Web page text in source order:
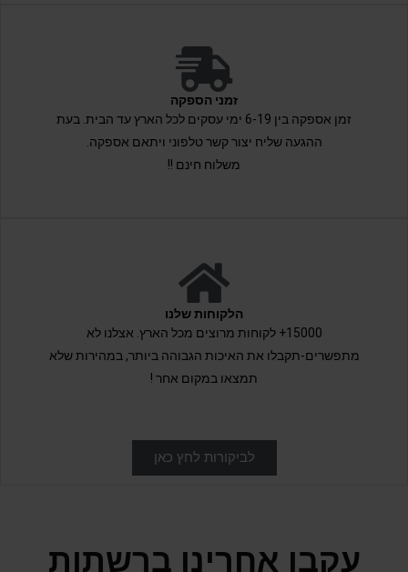
זמני הספקה
זמן אספקה בין 6-19 ימי עסקים לכל הארץ עד הבית. בעת
ההגעה שליח יצור קשר טלפוני ויתאם אספקה.
משלוח חינם !!
הלקוחות שלנו
15000+ לקוחות מרוצים מכל הארץ. אצלנו לא
מתפשרים-תקבלו את האיכות הגבוהה ביותר, במהירות שלא
תמצאו במקום אחר !
לביקורות לחץ כאן
עקבו אחרינו ברשתות